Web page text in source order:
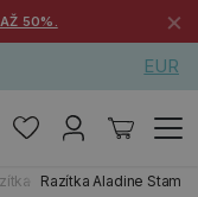
50%. ×
EUR
Razítka Aladine